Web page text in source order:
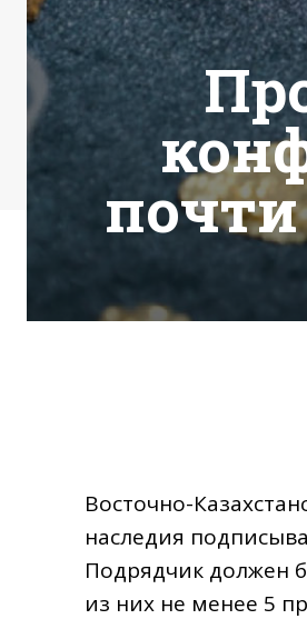
Восточно-
наследия
Подрядчик должен
из них не менее 5